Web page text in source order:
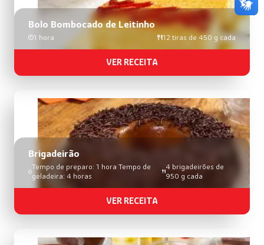
Bolo Bombocado de Leitinho
1 hora 12 tiras de 450 g cada
VER RECEITA
Brigadeirão
Tempo de preparo: 1 hora Tempo de
geladeira: 4 horas
4 brigadeirões de
950 g cada
VER RECEITA